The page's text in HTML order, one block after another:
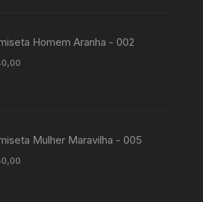
Homem Aranha - 002
Mulher Maravilha - 005